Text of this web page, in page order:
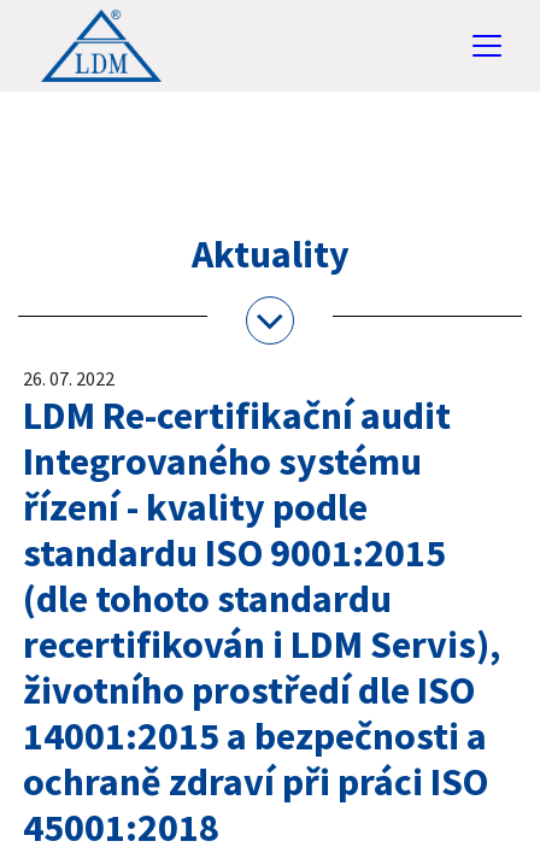
Aktuality
26. 07. 2022
LDM Re-certifikační audit
Integrovaného systému
řízení - kvality podle
standardu ISO 9001:2015
(dle tohoto standardu
recertifikován i LDM Servis),
životního prostředí dle ISO
14001:2015 a bezpečnosti a
ochraně zdraví při práci ISO
45001:2018